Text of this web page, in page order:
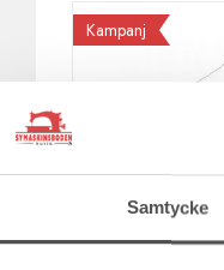
Samtycke
Kampanj